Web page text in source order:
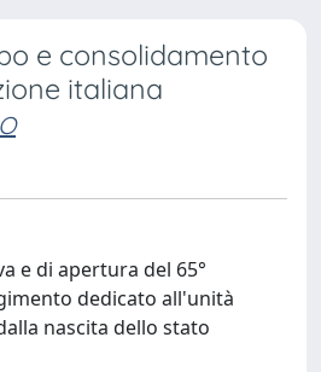
e consolidamento
italiana
e di apertura del 65°
dedicato all'unità
nascita dello stato